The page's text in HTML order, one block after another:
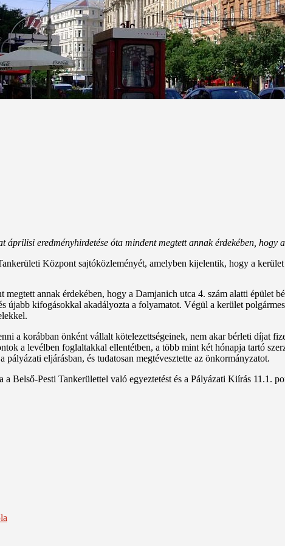
áprilisi eredményhirdetése óta mindent megtett annak érdekében,
Központ sajtóközleményét, amelyben kijelentik, hogy a
annak érdekében, hogy a Damjanich utca 4. szám alatti épület
újabb kifogásokkal akadályozta a folyamatot. Végül a kerület
a korábban önként vállalt kötelezettségeinek, nem akar bérleti díjat
a levélben foglaltakkal ellentétben, a több mint két hónapja tartó
eljárásban, és tudatosan megtévesztette az önkormányzatot.
Belső-Pesti Tankerülettel való egyeztetést és a Pályázati Kiírás 11.1.